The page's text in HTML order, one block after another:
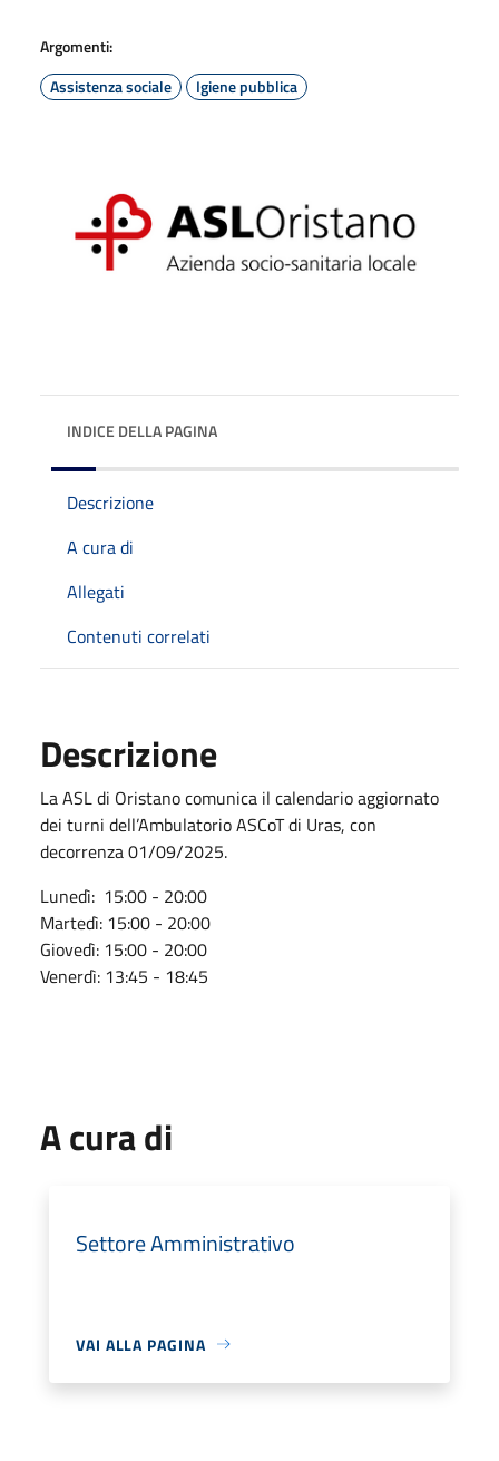
Argomenti:
Assistenza sociale
Igiene pubblica
INDICE DELLA PAGINA
Descrizione
A cura di
Allegati
Contenuti correlati
Descrizione
La ASL di Oristano comunica il calendario aggiornato
dei turni dell’Ambulatorio ASCoT di Uras, con
decorrenza 01/09/2025.
Lunedì: 15:00 - 20:00
Martedì: 15:00 - 20:00
Giovedì: 15:00 - 20:00
Venerdì: 13:45 - 18:45
A cura di
Settore Amministrativo
VAI ALLA PAGINA